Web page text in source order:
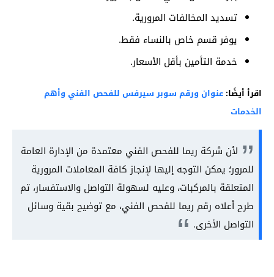
تسديد المخالفات المرورية.
يوفر قسم خاص بالنساء فقط.
خدمة التأمين بأقل الأسعار.
اقرأ أيضًا: عنوان ورقم سوبر سيرفس للفحص الفني وأهم
الخدمات
لأن شركة ريما للفحص الفني معتمدة من الإدارة العامة
للمرور؛ يمكن التوجه إليها لإنجاز كافة المعاملات المرورية
المتعلقة بالمركبات، وعليه لسهولة التواصل والاستفسار، تم
طرح أعلاه رقم ريما للفحص الفني، مع توضيح بقية وسائل
التواصل الأخرى.